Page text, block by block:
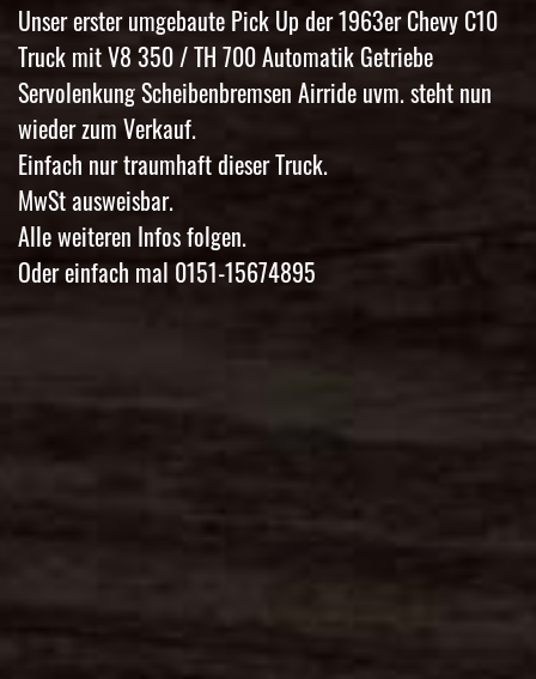
Unser erster umgebaute Pick Up der 1963er Chevy C10
Truck mit V8 350 / TH 700 Automatik Getriebe
Servolenkung Scheibenbremsen Airride uvm. steht nun
wieder zum Verkauf.
Einfach nur traumhaft dieser Truck.
MwSt ausweisbar.
Alle weiteren Infos folgen.
Oder einfach mal 0151-15674895